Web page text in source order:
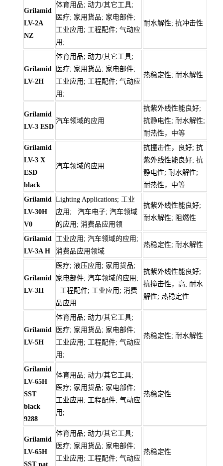
Grilamid
LV-2A
NZ
体育用品; 动力/其它工具;
医疗; 家用货品; 家电部件;
工业应用; 工程配件; 气动应
用;
耐水解性; 抗冲击性
Grilamid
LV-2H
体育用品; 动力/其它工具;
医疗; 家用货品; 家电部件;
工业应用; 工程配件; 气动应
用;
热稳定性; 耐水解性
Grilamid
LV-3 ESD
汽车领域的应用
抗紫外线性能良好;
抗静电性; 耐水解性;
耐热性，中等
Grilamid
LV-3 X
ESD
black
汽车领域的应用
抗撞击性，良好; 抗
紫外线性能良好; 抗
静电性; 耐水解性;
耐热性，中等
Grilamid
LV-30H
V0
Lighting Applications; 工业
应用; 汽车电子; 汽车领域
的应用; 消费品应用领
抗紫外线性能良好;
耐水解性; 阻燃性
Grilamid
LV-3A H
工业应用; 汽车领域的应用;
消费品应用领域
热稳定性; 耐水解性
Grilamid
LV-3H
医疗; 液压应用; 家用货品;
家电部件; 汽车领域的应用;
工程配件; 工业应用; 消费
品应用
抗紫外线性能良好;
抗撞击性，高; 耐水
解性; 热稳定性
Grilamid
LV-5H
体育用品; 动力/其它工具;
医疗; 家用货品; 家电部件;
工业应用; 工程配件; 气动应
用;
热稳定性; 耐水解性
Grilamid
LV-65H
SST
black
9288
体育用品; 动力/其它工具;
医疗; 家用货品; 家电部件;
工业应用; 工程配件; 气动应
用;
热稳定性
Grilamid
LV-65H
SST nat
体育用品; 动力/其它工具;
医疗; 家用货品; 家电部件;
工业应用; 工程配件; 气动应
热稳定性